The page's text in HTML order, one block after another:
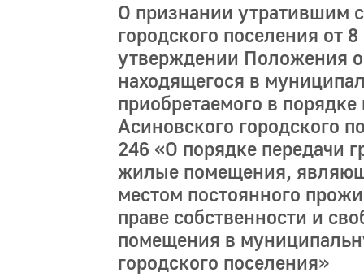
О признании утратившим
городского поселения от
утверждении Положения
находящегося в
приобретаемого в
Асиновского городского
246 «О порядке передачи
жилые помещения,
местом постоянного
праве собственности и
помещения в
городского поселения»